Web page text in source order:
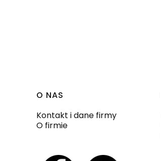
Linki w stopce
O NAS
Kontakt i dane firmy
O firmie